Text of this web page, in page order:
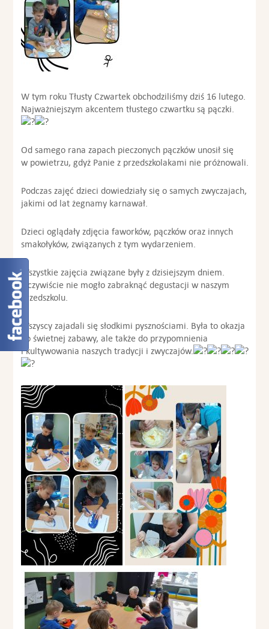
W tym roku Tłusty Czwartek obchodziliśmy dziś 16 lutego.
Najważniejszym akcentem tłustego czwartku są pączki.
Od samego rana zapach pieczonych pączków unosił się
w powietrzu, gdyż Panie z przedszkolakami nie próżnowali.
Podczas zajęć dzieci dowiedziały się o samych zwyczajach,
jakimi od lat żegnamy karnawał.
Dzieci oglądały zdjęcia faworków, pączków oraz innych
smakołyków, związanych z tym wydarzeniem.
Wszystkie zajęcia związane były z dzisiejszym dniem.
Oczywiście nie mogło zabraknąć degustacji w naszym
przedszkolu.
Wszyscy zajadali się słodkimi pysznościami. Była to okazja
do świetnej zabawy, ale także do przypomnienia
i kultywowania naszych tradycji i zwyczajów.